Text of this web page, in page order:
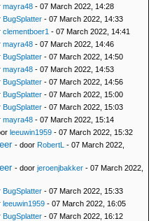
mayra48 - 07 March 2022, 14:28
BugSplatter - 07 March 2022, 14:33
clementboer1 - 07 March 2022, 14:41
mayra48 - 07 March 2022, 14:46
BugSplatter - 07 March 2022, 14:50
mayra48 - 07 March 2022, 14:53
BugSplatter - 07 March 2022, 14:56
BugSplatter - 07 March 2022, 15:00
BugSplatter - 07 March 2022, 15:03
mayra48 - 07 March 2022, 15:14
leeuwin1959 - 07 March 2022, 15:32
- door RobertL - 07 March 2022,
- door jeroenjbakker - 07 March 2022,
BugSplatter - 07 March 2022, 15:33
leeuwin1959 - 07 March 2022, 16:05
BugSplatter - 07 March 2022, 16:12